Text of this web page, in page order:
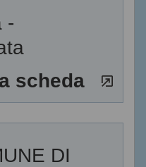
-
scheda
DI